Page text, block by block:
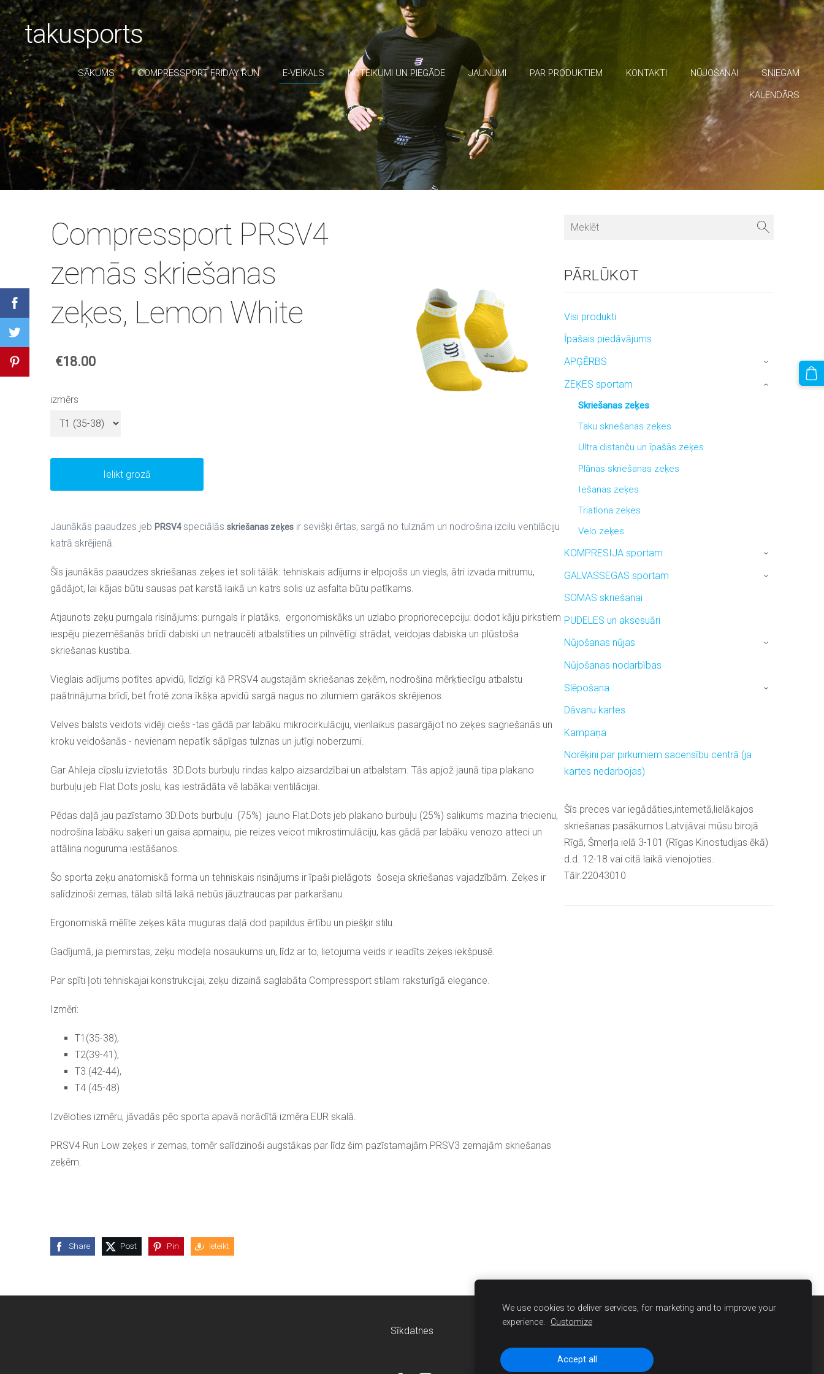
takusports
SĀKUMS COMPRESSPORT FRIDAY RUN E-VEIKALS NOTEIKUMI UN PIEGĀDE JAUNUMI PAR PRODUKTIEM KONTAKTI NŪJOŠANAI
SNIEGAM
KALENDĀRS
PĀRLŪKOT
Visi produkti
Īpašais piedāvājums
APĢĒRBS
›
ZEĶES sportam
Skriešanas zeķes
Taku skriešanas zeķes
Ultra distanču un īpašās zeķes
Plānas skriešanas zeķes
Iešanas zeķes
Triatlona zeķes
Velo zeķes
›
KOMPRESIJA sportam ›
GALVASSEGAS sportam ›
SOMAS skriešanai
PUDELES un aksesuāri
Nūjošanas nūjas
›
Nūjošanas nodarbības
Slēpošana
›
Dāvanu kartes
Kampaņa
Norēķini par pirkumiem sacensību centrā (ja
kartes nedarbojas)
Šīs preces var iegādāties,internetā,lielākajos
skriešanas pasākumos Latvijāvai mūsu birojā
Rīgā, Šmerļa ielā 3-101 (Rīgas Kinostudijas ēkā)
d.d. 12-18 vai citā laikā vienojoties.
Tālr.22043010
Compressport PRSV4
zemās skriešanas
zeķes, Lemon White
€18.00
izmērs
Ielikt grozā
Jaunākās paaudzes jeb PRSV4 speciālās skriešanas zeķes ir sevišķi ērtas, sargā no tulznām un nodrošina izcilu ventilāciju
katrā skrējienā.
Šīs jaunākās paaudzes skriešanas zeķes iet soli tālāk: tehniskais adījums ir elpojošs un viegls, ātri izvada mitrumu,
gādājot, lai kājas būtu sausas pat karstā laikā un katrs solis uz asfalta būtu patīkams.
Atjaunots zeķu purngala risinājums: purngals ir platāks, ergonomiskāks un uzlabo propriorecepciju: dodot kāju pirkstiem
iespēju piezemēšanās brīdī dabiski un netraucēti atbalstīties un pilnvētīgi strādat, veidojas dabiska un plūstoša
skriešanas kustiba.
Vieglais adījums potītes apvidū, līdzīgi kā PRSV4 augstajām skriešanas zeķēm, nodrošina mērķtiecīgu atbalstu
paātrinājuma brīdī, bet frotē zona īkšķa apvidū sargā nagus no zilumiem garākos skrējienos.
Velves balsts veidots vidēji ciešs -tas gādā par labāku mikrocirkulāciju, vienlaikus pasargājot no zeķes sagriešanās un
kroku veidošanās - nevienam nepatīk sāpīgas tulznas un jutīgi noberzumi.
Gar Ahileja cīpslu izvietotās 3D.Dots burbuļu rindas kalpo aizsardzībai un atbalstam. Tās apjož jaunā tipa plakano
burbuļu jeb Flat Dots joslu, kas iestrādāta vē labākai ventilācijai.
Pēdas daļā jau pazīstamo 3D.Dots burbuļu (75%) jauno Flat.Dots jeb plakano burbuļu (25%) salikums mazina triecienu,
nodrošina labāku saķeri un gaisa apmaiņu, pie reizes veicot mikrostimulāciju, kas gādā par labāku venozo atteci un
attālina noguruma iestāšanos.
Šo sporta zeķu anatomiskā forma un tehniskais risinājums ir īpaši pielāgots šoseja skriešanas vajadzībām. Zeķes ir
salīdzinoši zemas, tālab siltā laikā nebūs jāuztraucas par parkaršanu.
Ergonomiskā mēlīte zeķes kāta muguras daļā dod papildus ērtību un piešķir stilu.
Gadījumā, ja piemirstas, zeķu modeļa nosaukums un, līdz ar to, lietojuma veids ir ieadīts zeķes iekšpusē.
Par spīti ļoti tehniskajai konstrukcijai, zeķu dizainā saglabāta Compressport stilam raksturīgā elegance.
Izmēri:
T1(35-38),
T2(39-41),
T3 (42-44),
T4 (45-48)
Izvēloties izmēru, jāvadās pēc sporta apavā norādītā izmēra EUR skalā.
PRSV4 Run Low zeķes ir zemas, tomēr salīdzinoši augstākas par līdz šim pazīstamajām PRSV3 zemajām skriešanas
zeķēm.
Share Post Pin Ieteikt
Sīkdatnes
We use cookies to deliver services, for marketing and to improve your
experience.
Customize
Accept all